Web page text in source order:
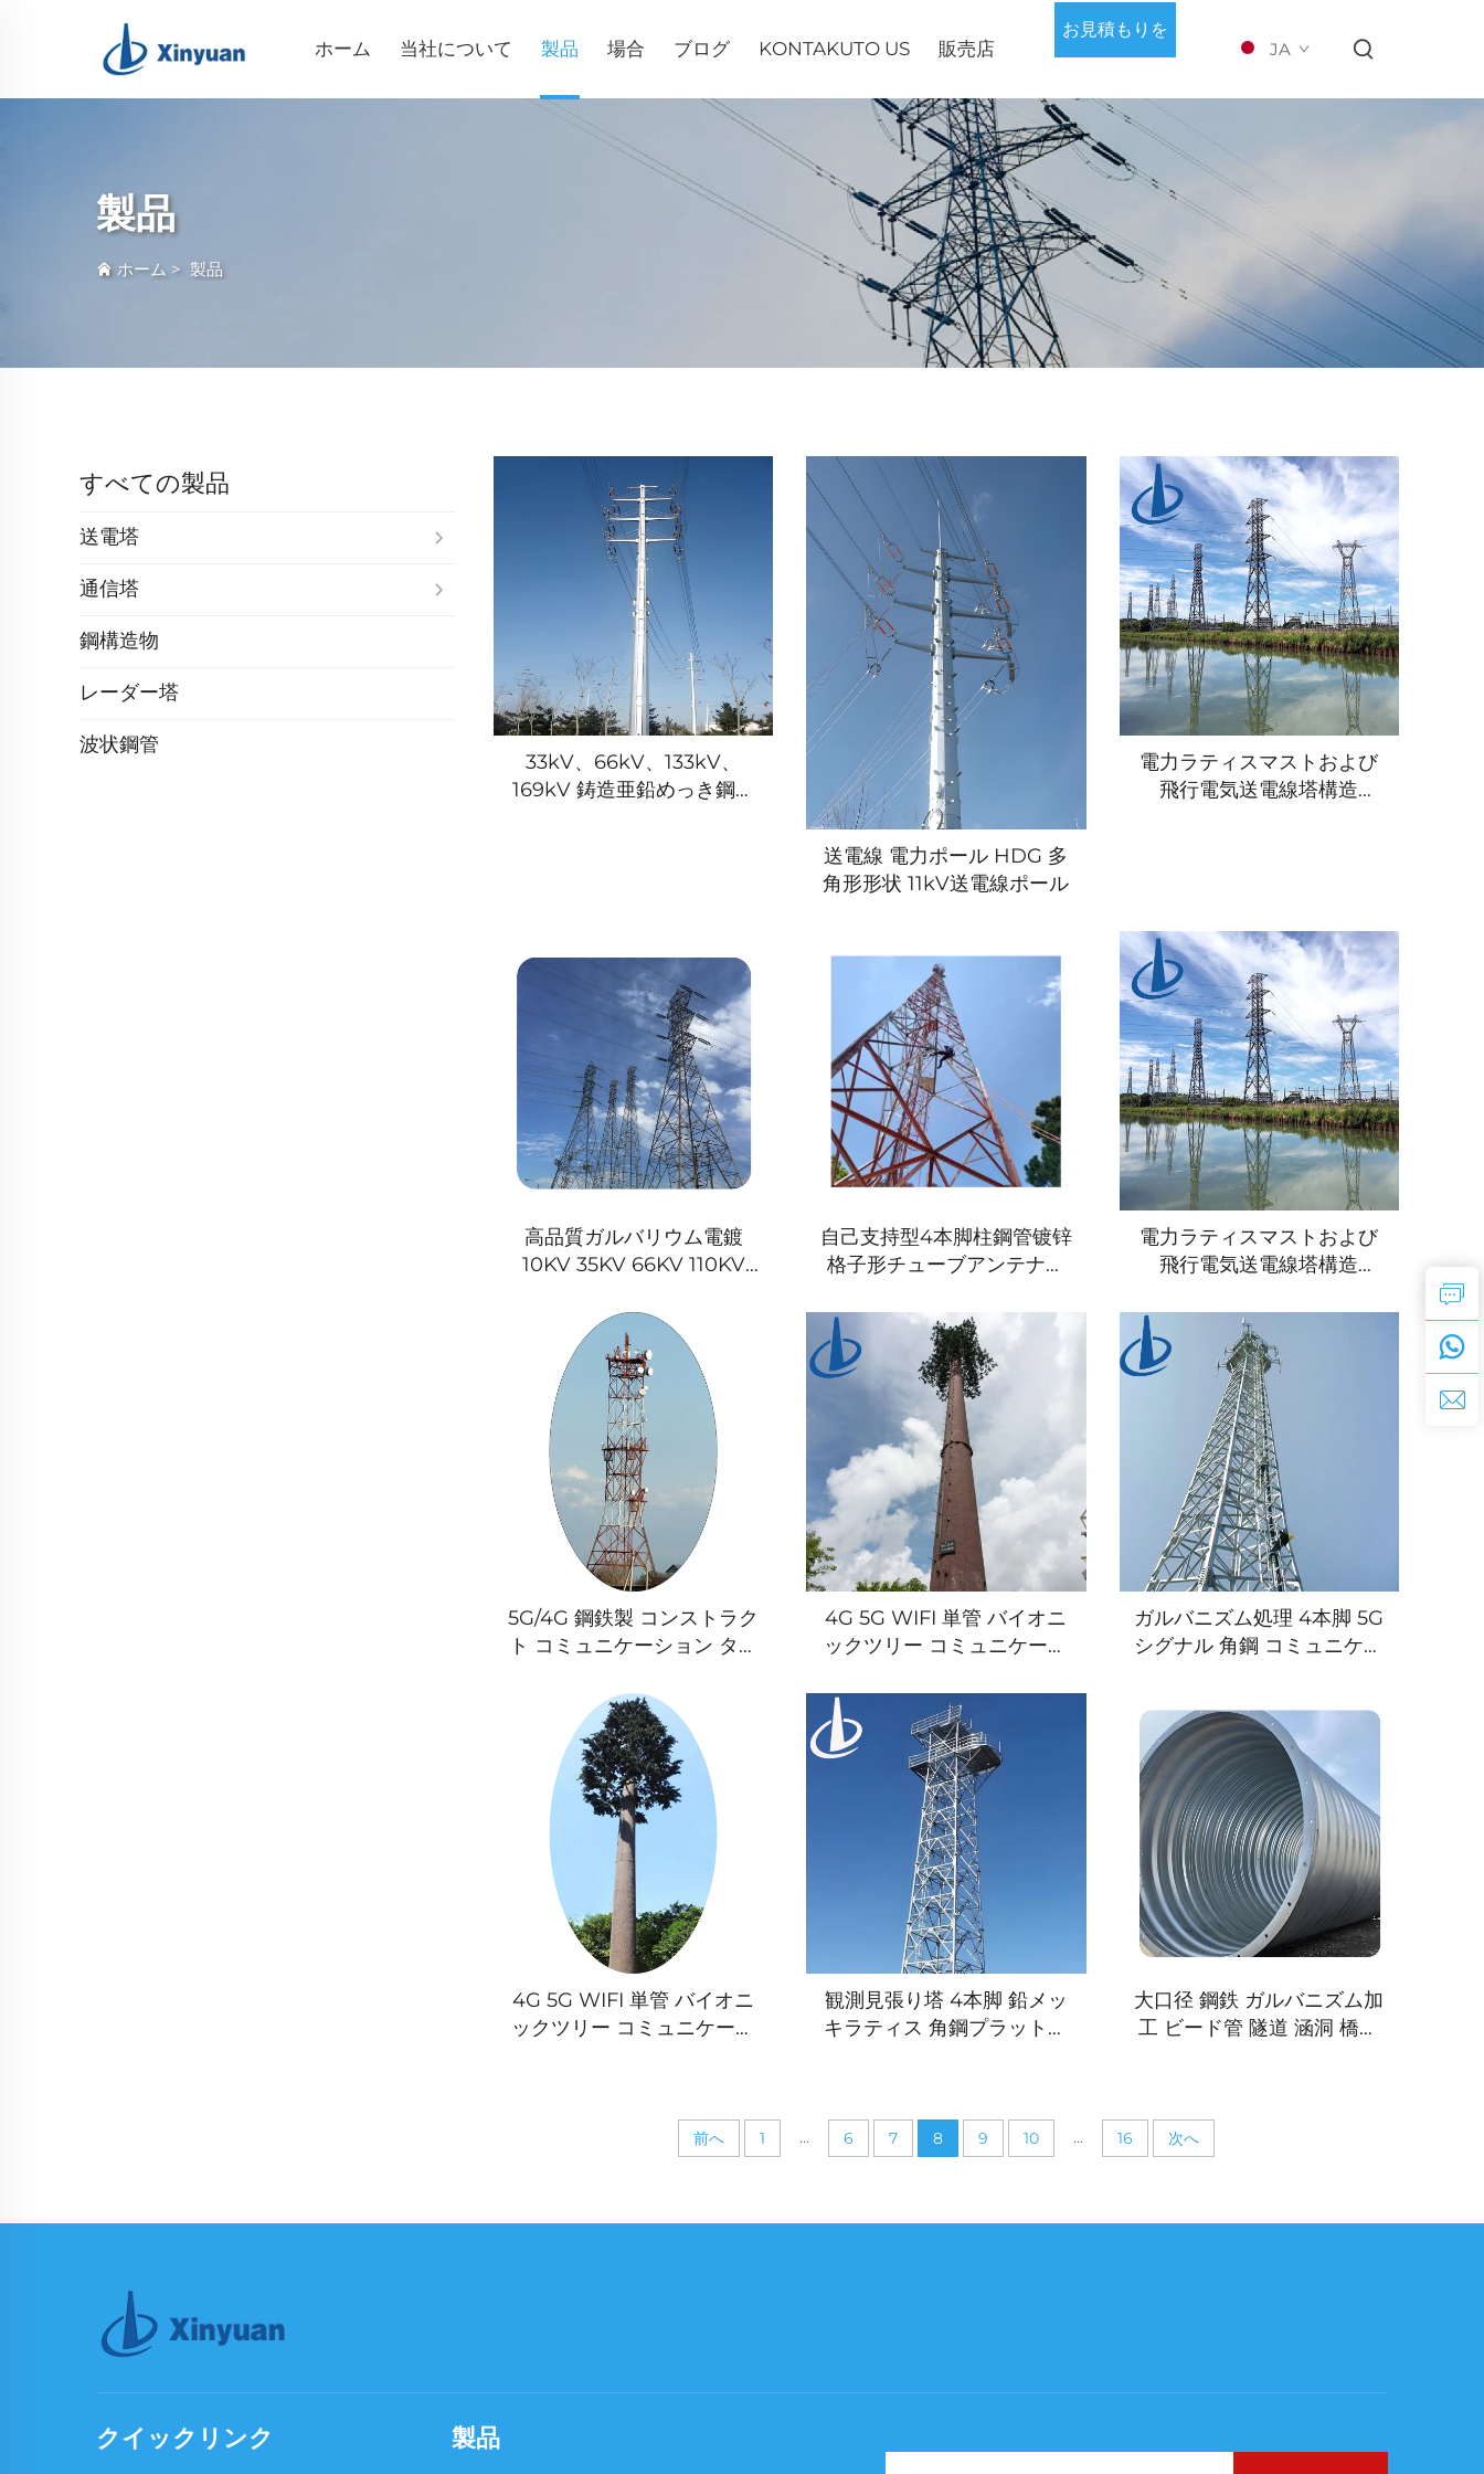
ホーム 当社について 製品 場合 ブログ KONTAKUTO US 販売店
お見積もりを
JA
製品
ホーム > 製品
すべての製品
送電塔
通信塔
鋼構造物
レーダー塔
波状鋼管
33kV、66kV、133kV、
169kV 鋳造亜鉛めっき鋼管
送電線 電力ポール HDG 多
角形形状 11kV送電線ポール
電力ラティスマストおよび
飛行電気送電線塔構造
高品質ガルバリウム電鍍
10KV 35KV 66KV 110KV
塔 電力送電塔
自己支持型4本脚柱鋼管镀锌
格子形チューブアンテナ無
電力ラティスマストおよび
飛行電気送電線塔構造
電ピローネ
5G/4G 鋼鉄製 コンストラク
ト コミュニケーション タワ
塔
4G 5G WIFI 単管 バイオニ
ックツリー コミュニケーシ
ポール 美化タワー
ガルバニズム処理 4本脚 5G
シグナル 角鋼 コミュニケー
波塔
4G 5G WIFI 単管 バイオニ
ックツリー コミュニケーシ
観測見張り塔 4本脚 鉛メッ
キラティス 角鋼プラットフ
大口径 鋼鉄 ガルバニズム加
工 ビード管 隧道 涵洞 橋梁
前へ 1 ... 6 7 8 9 10 ... 16 次へ
クイックリンク 製品